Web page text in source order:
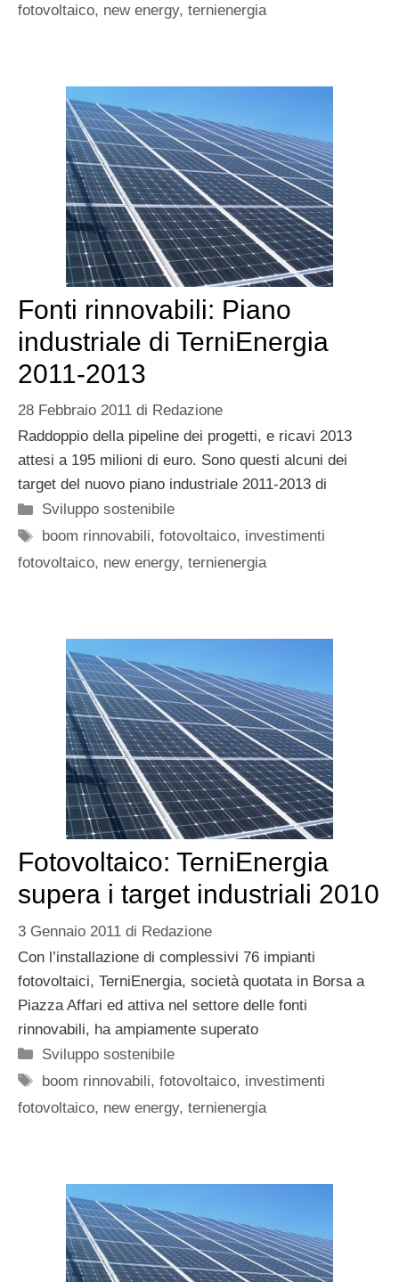
fotovoltaico, new energy, ternienergia
Fonti rinnovabili: Piano
industriale di TerniEnergia
2011-2013
28 Febbraio 2011 di Redazione
Raddoppio della pipeline dei progetti, e ricavi 2013
attesi a 195 milioni di euro. Sono questi alcuni dei
target del nuovo piano industriale 2011-2013 di
Categorie
Sviluppo sostenibile
Tag
boom rinnovabili,fotovoltaico, investimenti
fotovoltaico, new energy, ternienergia
Fotovoltaico: TerniEnergia
supera i target industriali 2010
3 Gennaio 2011 di Redazione
Con l’installazione di complessivi 76 impianti
fotovoltaici, TerniEnergia, società quotata in Borsa a
Piazza Affari ed attiva nel settore delle fonti
rinnovabili, ha ampiamente superato
Categorie
Sviluppo sostenibile
Tag
boom rinnovabili,fotovoltaico, investimenti
fotovoltaico, new energy, ternienergia